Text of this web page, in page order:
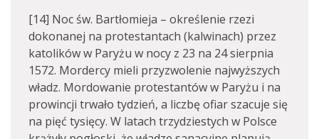
[14] Noc św. Bartłomieja – określenie rzezi
dokonanej na protestantach (kalwinach) przez
katolików w Paryżu w nocy z 23 na 24 sierpnia
1572. Mordercy mieli przyzwolenie najwyższych
władz. Mordowanie protestantów w Paryżu i na
prowincji trwało tydzień, a liczbę ofiar szacuje się
na pięć tysięcy. W latach trzydziestych w Polsce